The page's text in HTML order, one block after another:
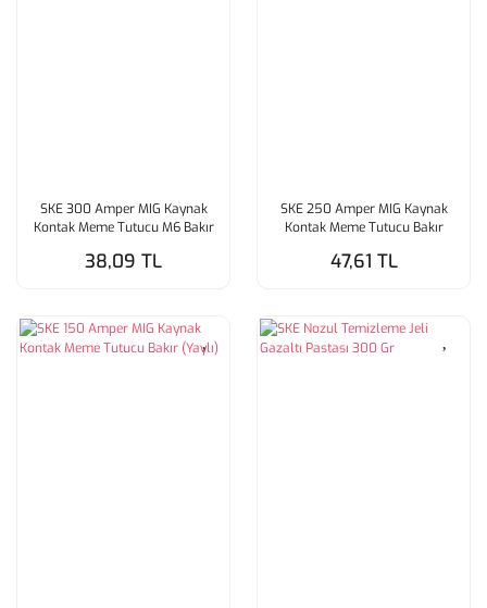
SKE 300 Amper MIG Kaynak
Kontak Meme Tutucu M6 Bakır
38,09 TL
SKE 250 Amper MIG Kaynak
Kontak Meme Tutucu Bakır
47,61 TL